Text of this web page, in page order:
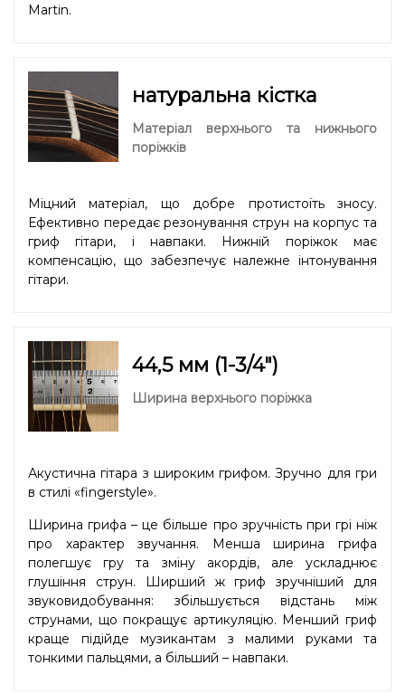
Martin.
натуральна кістка
Матеріал верхнього та нижнього
поріжків
Міцний матеріал, що добре протистоїть зносу.
Ефективно передає резонування струн на корпус та
гриф гітари, і навпаки. Нижній поріжок має
компенсацію, що забезпечує належне інтонування
гітари.
44,5 мм (1-3/4″)
Ширина верхнього поріжка
Акустична гітара з широким грифом. Зручно для гри
в стилі «fingerstyle».
Ширина грифа – це більше про зручність при грі ніж
про характер звучання. Менша ширина грифа
полегшує гру та зміну акордів, але ускладнює
глушіння струн. Ширший ж гриф зручніший для
звуковидобування: збільшується відстань між
струнами, що покращує артикуляцію. Менший гриф
краще підійде музикантам з малими руками та
тонкими пальцями, а більший – навпаки.